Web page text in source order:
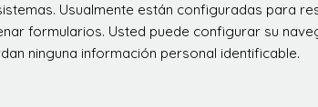
Usualmente están configuradas para
formularios. Usted puede configurar su
ninguna información personal identificable.